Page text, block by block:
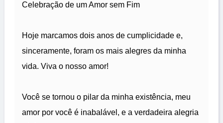
Celebração de um Amor sem Fim
Hoje marcamos dois anos de cumplicidade e,
sinceramente, foram os mais alegres da minha
vida. Viva o nosso amor!
Você se tornou o pilar da minha existência, meu
amor por você é inabalável, e a verdadeira alegria